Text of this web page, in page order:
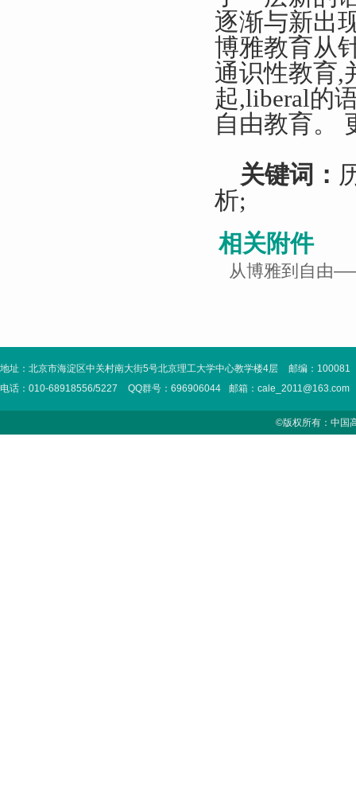
逐渐与新出
博雅教育从
通识性教育,
起,liberal的
自由教育。
关键词：
析;
相关附件
从博雅到自由
地址：北京市海淀区中关村南大街5号北京理工大学中心教学楼4层
邮编：100081
电话：010-68918556/5227
QQ群号：696906044 邮箱：cale_2011@163.com
©版权所有：中国